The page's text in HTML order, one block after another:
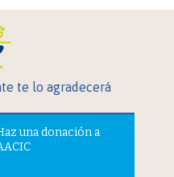
te lo agradecerá
una donación a